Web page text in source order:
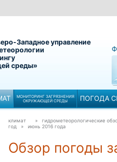
Западное управление
среды»
МОНИТОРИНГ ЗАГРЯЗНЕНИЯ
ОКРУЖАЮЩЕЙ СРЕДЫ
ПОГОДА
климат
» гидрометеорологические
год » июнь 2016 года
Обзор погоды